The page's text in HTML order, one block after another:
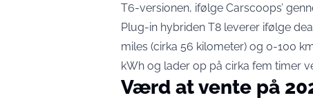
T6-versionen, ifølge Carscoops’
Plug-in hybriden T8 leverer ifølge
miles (cirka 56 kilometer) og 0-100
kWh og lader op på cirka fem timer
Værd at vente på